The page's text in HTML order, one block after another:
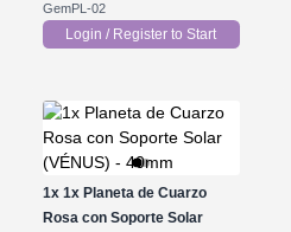
GemPL-02
Login / Register to Start
1x1x Planeta de Cuarzo
Rosa con Soporte Solar